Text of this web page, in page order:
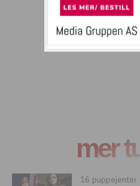
mer
16 puppejenter